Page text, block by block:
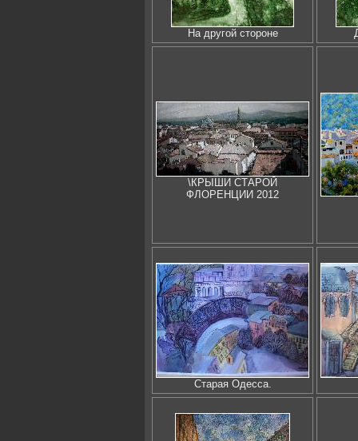
На другой стороне
\КРЫШИ СТАРОЙ
ФЛОРЕНЦИИ 2012
Старая Одесса.